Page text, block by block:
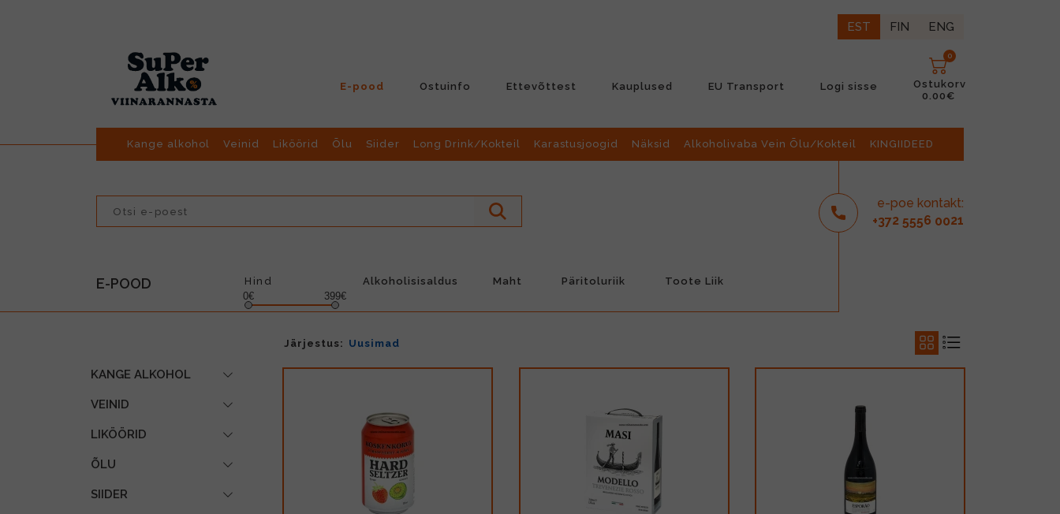
EST FIN ENG
E-pood Ostuinfo Ettevõttest Kauplused EU Transport Logi sisse
0
Ostukorv
0.00€
Kange alkohol Veinid Liköörid Õlu Siider Long Drink/Kokteil Karastusjoogid Näksid Alkoholivaba Vein Õlu/Kokteil KINGIIDEED
e-poe kontakt:
+372 5556 0021
E-POOD
Hind
0€
399€
Alkoholisisaldus Maht Päritoluriik Toote Liik
KANGE ALKOHOL
VEINID
LIKÖÖRID
ÕLU
SIIDER
Järjestus: Uusimad